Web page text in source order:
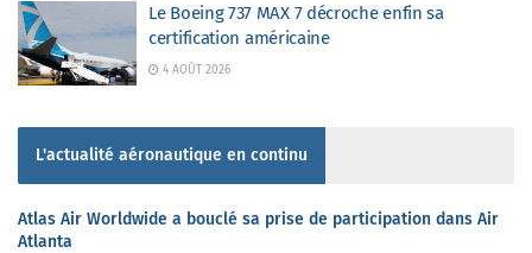
Le Boeing 737 MAX 7 décroche enfin sa
certification américaine
4 AOÛT 2026
L'actualité aéronautique en continu
Atlas Air Worldwide a bouclé sa prise de participation dans Air
Atlanta